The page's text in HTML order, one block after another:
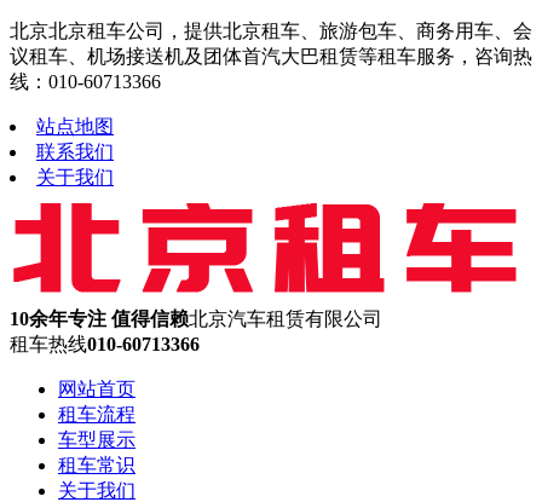
北京北京租车公司，提供北京租车、旅游包车、商务用车、会
议租车、机场接送机及团体首汽大巴租赁等租车服务，咨询热
线：010-60713366
站点地图
联系我们
关于我们
10余年专注 值得信赖北京汽车租赁有限公司
租车热线010-60713366
网站首页
租车流程
车型展示
租车常识
关于我们